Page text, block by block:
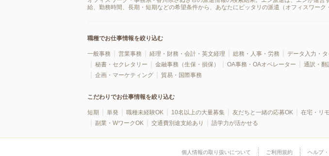
給、勤務時間、長期・短期などの希望条件から、あなたにピッタリの派遣（オフィスワーク
職種でお仕事情報を絞り込む
一般事務 営業事務 経理・財務・会計・英文経理 総務・人事・労務 データ入力・
秘書・セクレタリー
金融事務（生保・損保） OA事務・OAオペレーター 通訳・翻
企画・マーケティング
貿易・国際事務
こだわりでお仕事情報を絞り込む
短期 単発 職種未経験OK 10名以上の大量募集 友だちと一緒の応募OK 在宅・リ
副業・WワークOK
交通費別途支給あり 語学力が活かせる
個人情報の取り扱いについて ご利用規約 ヘルプ